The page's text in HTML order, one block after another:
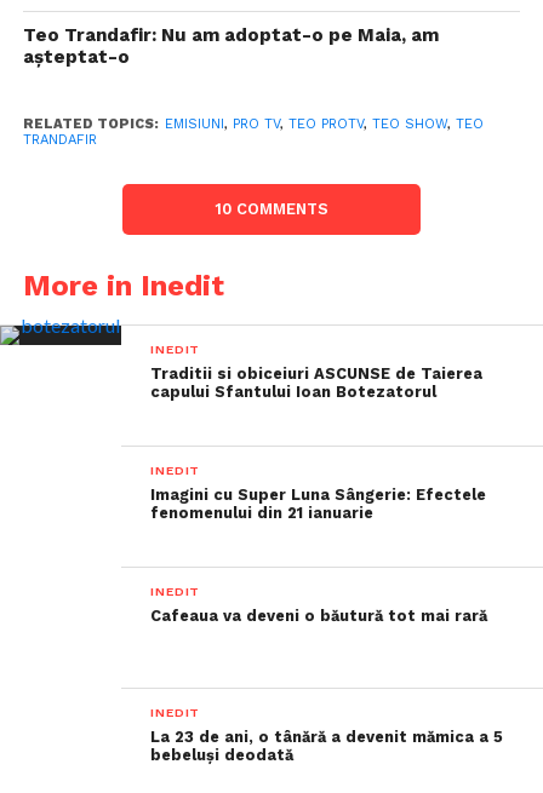
Teo Trandafir: Nu am adoptat-o pe Maia, am
așteptat-o
RELATED TOPICS: EMISIUNI, PRO TV, TEO PROTV, TEO SHOW, TEO
TRANDAFIR
10 COMMENTS
More in Inedit
INEDIT
Traditii si obiceiuri ASCUNSE de Taierea
capului Sfantului Ioan Botezatorul
INEDIT
Imagini cu Super Luna Sângerie: Efectele
fenomenului din 21 ianuarie
INEDIT
Cafeaua va deveni o băutură tot mai rară
INEDIT
La 23 de ani, o tânără a devenit mămica a 5
bebeluși deodată